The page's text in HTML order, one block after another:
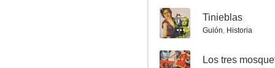
-- Tinieblas
Guión, Historia
-- Los tres